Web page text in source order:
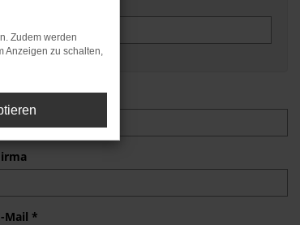
*
Mail *
Zudem werden
Anzeigen zu schalten,